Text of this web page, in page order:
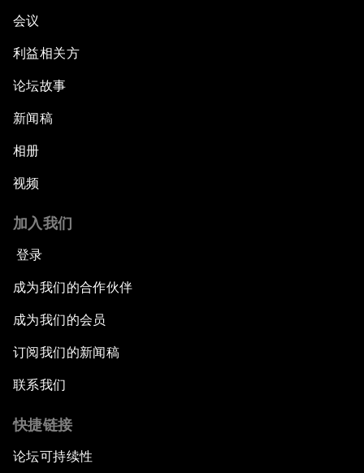
会议
利益相关方
论坛故事
新闻稿
相册
视频
加入我们
登录
成为我们的合作伙伴
成为我们的会员
订阅我们的新闻稿
联系我们
快捷链接
论坛可持续性